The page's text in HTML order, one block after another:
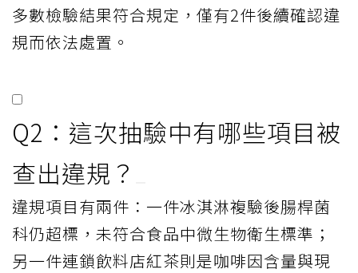
多數檢驗結果符合規定，僅有2件後續確認違
規而依法處置。
Q2：這次抽驗中有哪些項目被
查出違規？
違規項目有兩件：一件冰淇淋複驗後腸桿菌
科仍超標，未符合食品中微生物衛生標準；
另一件連鎖飲料店紅茶則是咖啡因含量與現